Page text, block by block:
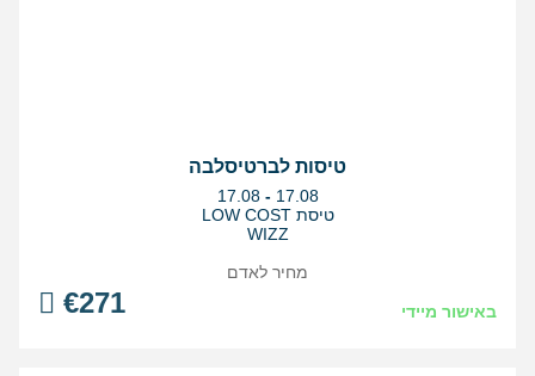
טיסות לברטיסלבה
בין
התאריכים,
17.08 - 17.08
טיסת LOW COST
WIZZ
באישור מיידי €271
מחיר לאדם